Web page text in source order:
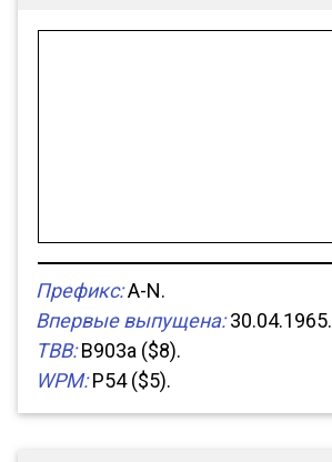
Префикс:A-N.
Впервые выпущена:30.04.1965.
TBB:B903a ($8).
WPM:P54 ($5).